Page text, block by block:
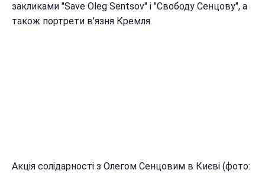
закликами "Save Oleg Sentsov" і "Свободу Сенцову", а
також портрети в'язня Кремля.
Акція солідарності з Олегом Сенцовим в Києві (фото: